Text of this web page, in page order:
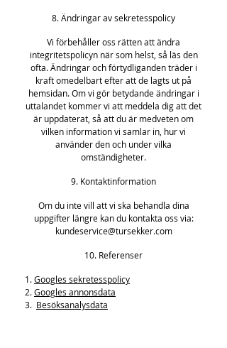
8. Ändringar av sekretesspolicy
Vi förbehåller oss rätten att ändra
integritetspolicyn när som helst, så läs den
ofta. Ändringar och förtydliganden träder i
kraft omedelbart efter att de lagts ut på
hemsidan. Om vi gör betydande ändringar i
uttalandet kommer vi att meddela dig att det
är uppdaterat, så att du är medveten om
vilken information vi samlar in, hur vi
använder den och under vilka
omständigheter.
9. Kontaktinformation
Om du inte vill att vi ska behandla dina
uppgifter längre kan du kontakta oss via:
kundeservice@tursekker.com
10. Referenser
1.Googles sekretesspolicy
2.Googles annonsdata
3. Besöksanalysdata